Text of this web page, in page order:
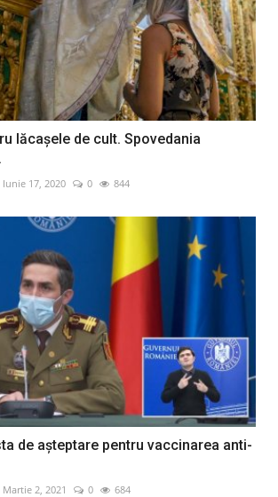
lăcaşele de cult. Spovedania
Iunie 17, 2020 0 844
de aşteptare pentru vaccinarea anti-
Martie 2, 2021 0 684